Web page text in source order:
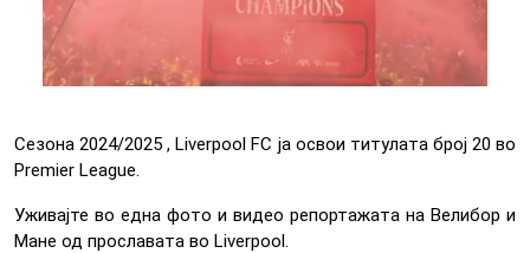
Сезона 2024/2025 , Liverpool FC ја освои титулата број 20 во
Premier League.
Уживајте во една фото и видео репортажата на Велибор и
Мане од прославатa во Liverpool.